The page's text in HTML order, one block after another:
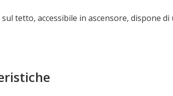
tetto, accessibile in ascensore, dispone